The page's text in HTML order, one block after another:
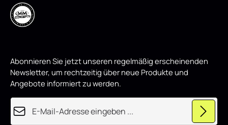
schwarz matt eignet sich sowohl für den täglichen Einsatz
als auch für showorientierte Fahrzeuge und lässt sich gut
mit weiteren Styling-Komponenten kombinieren.
Abonnieren Sie jetzt unseren regelmäßig erscheinenden
Newsletter, um rechtzeitig über neue Produkte und
Angebote informiert zu werden.
E-Mail-Adresse*